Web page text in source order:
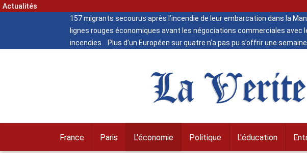
Actualités
157 migrants secourus après l’incendie de leur embarcation dans la
lignes rouges économiques avant les négociations commerciales avec
incendies
Plus d’un Européen sur quatre n’a pas pu s’offrir une
La Verite
France Paris L'économie Politique L'éducation